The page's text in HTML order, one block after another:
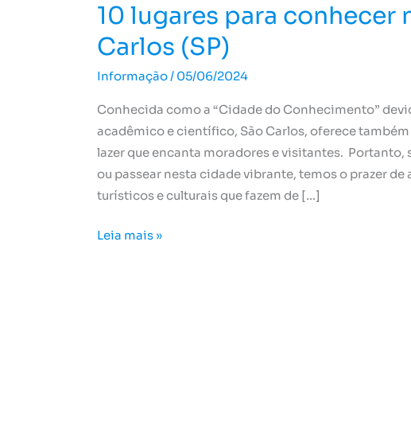
10 lugares para conhecer
Carlos (SP)
Informação/ 05/06/2024
Conhecida como a “Cidade do Conhecimento”
acadêmico e científico, São Carlos, oferece
lazer que encanta moradores e visitantes. Portanto,
ou passear nesta cidade vibrante, temos o prazer
turísticos e culturais que fazem de […]
Leia mais »